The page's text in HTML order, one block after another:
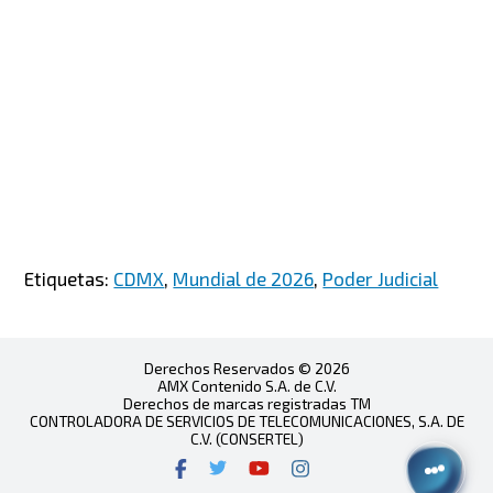
Etiquetas: CDMX, Mundial de 2026, Poder Judicial
Derechos Reservados © 2026
AMX Contenido S.A. de C.V.
Derechos de marcas registradas TM
CONTROLADORA DE SERVICIOS DE TELECOMUNICACIONES, S.A. DE
C.V. (CONSERTEL)